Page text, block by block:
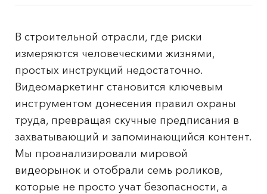
В строительной отрасли, где риски
измеряются человеческими жизнями,
простых инструкций недостаточно.
Видеомаркетинг становится ключевым
инструментом донесения правил охраны
труда, превращая скучные предписания в
захватывающий и запоминающийся контент.
Мы проанализировали мировой
видеорынок и отобрали семь роликов,
которые не просто учат безопасности, а